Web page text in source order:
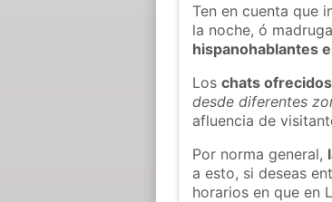
Ten en cuenta que
la noche, ó
hispanohablantes
Loschats
desde diferentes
afluencia de
Por norma general,
a esto, si deseas
horarios en que en